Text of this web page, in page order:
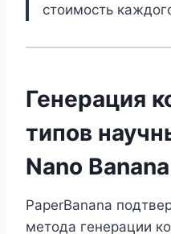
стоимость
Генерация
типов
Nano
PaperBanana
метода генерации